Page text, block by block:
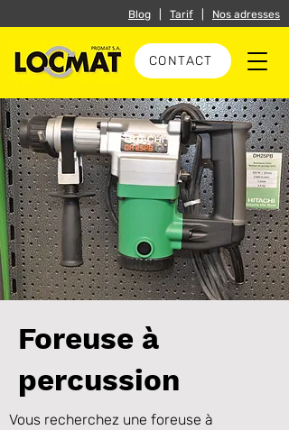
CONTACT
Blog Tarif Nos adresses
Foreuse à
percussion
Vous recherchez une foreuse à